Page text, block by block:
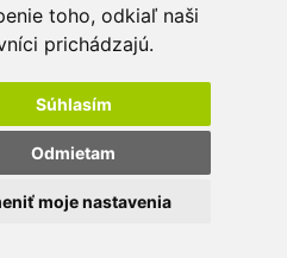
toho, odkiaľ naši
prichádzajú.
Súhlasím
Odmietam
moje nastavenia